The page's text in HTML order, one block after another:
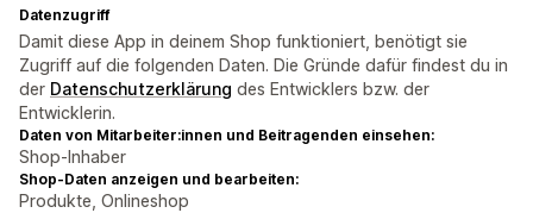
Datenzugriff
Damit diese App in deinem Shop funktioniert, benötigt sie
Zugriff auf die folgenden Daten. Die Gründe dafür findest du in
der Datenschutzerklärung des Entwicklers bzw. der
Entwicklerin.
Daten von Mitarbeiter:innen und Beitragenden einsehen:
Shop-Inhaber
Shop-Daten anzeigen und bearbeiten:
Produkte, Onlineshop